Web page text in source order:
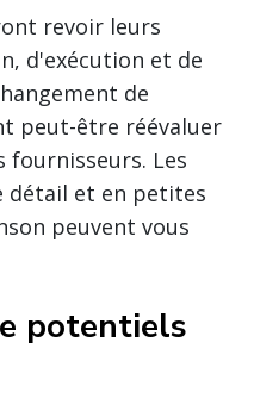
revoir leurs
d'exécution et de
de
peut-être réévaluer
fournisseurs. Les
détail et en petites
peuvent vous
potentiels